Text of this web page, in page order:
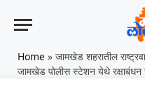
Home » जामखेड शहरातील
जामखेड पोलीस स्टेशन येथे रक्षाबंधन